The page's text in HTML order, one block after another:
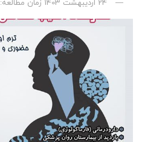
24 اردیبهشت 1403
زمان مطالعه: 1 دقیقه